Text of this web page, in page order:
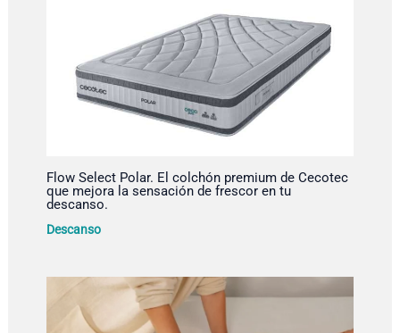
Flow Select Polar. El colchón premium de Cecotec
que mejora la sensación de frescor en tu
descanso.
Descanso